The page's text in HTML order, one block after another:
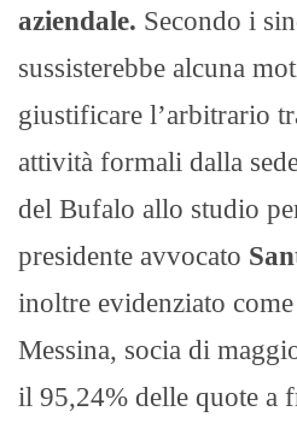
aziendale. Secondo i
sussisterebbe alcuna
giustificare l’arbitrario
attività formali dalla
del Bufalo allo studio
presidente avvocato
inoltre evidenziato
Messina, socia di
il 95,24% delle quote a